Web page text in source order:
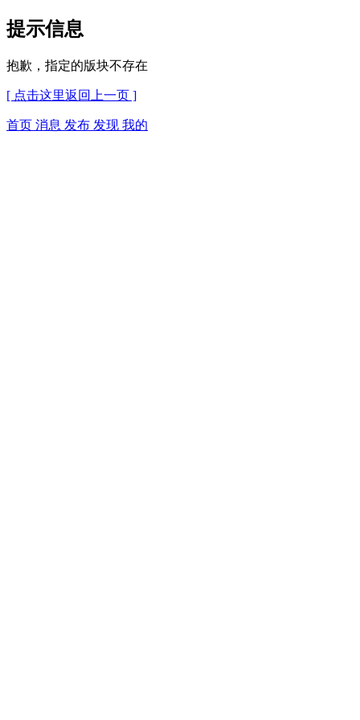
提示信息
抱歉，指定的版块不存在
[ 点击这里返回上一页 ]
首页 消息 发布 发现 我的